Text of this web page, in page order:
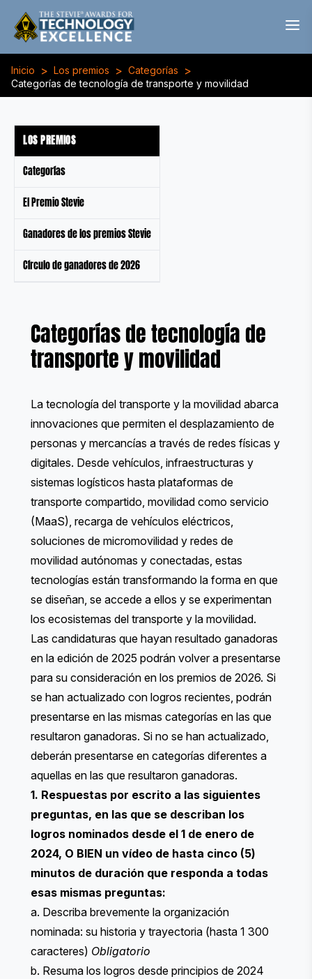
Inicio > Los premios > Categorías >
Categorías de tecnología de transporte y movilidad
LOS PREMIOS
Categorías
El Premio Stevie
Ganadores de los premios Stevie
Círculo de ganadores de 2026
Categorías de tecnología de
transporte y movilidad
La tecnología del transporte y la movilidad abarca
innovaciones que permiten el desplazamiento de
personas y mercancías a través de redes físicas y
digitales. Desde vehículos, infraestructuras y
sistemas logísticos hasta plataformas de
transporte compartido, movilidad como servicio
(MaaS), recarga de vehículos eléctricos,
soluciones de micromovilidad y redes de
movilidad autónomas y conectadas, estas
tecnologías están transformando la forma en que
se diseñan, se accede a ellos y se experimentan
los ecosistemas del transporte y la movilidad.
Las candidaturas que hayan resultado ganadoras
en la edición de 2025 podrán volver a presentarse
para su consideración en los premios de 2026. Si
se han actualizado con logros recientes, podrán
presentarse en las mismas categorías en las que
resultaron ganadoras. Si no se han actualizado,
deberán presentarse en categorías diferentes a
aquellas en las que resultaron ganadoras.
1. Respuestas por escrito a las siguientes
preguntas, en las que se describan los
logros nominados desde el 1 de enero de
2024, O BIEN un vídeo de hasta cinco (5)
minutos de duración que responda a todas
esas mismas preguntas:
a. Describa brevemente la organización
nominada: su historia y trayectoria (hasta 1 300
caracteres) Obligatorio
b. Resuma los logros desde principios de 2024